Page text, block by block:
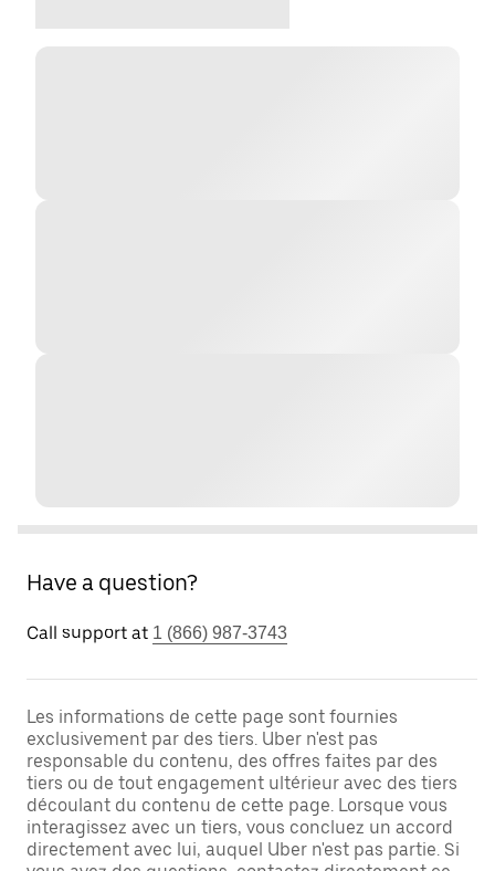
Have a question?
Call support at 1 (866) 987-3743
Les informations de cette page sont fournies
exclusivement par des tiers. Uber n'est pas
responsable du contenu, des offres faites par des
tiers ou de tout engagement ultérieur avec des tiers
découlant du contenu de cette page. Lorsque vous
interagissez avec un tiers, vous concluez un accord
directement avec lui, auquel Uber n'est pas partie. Si